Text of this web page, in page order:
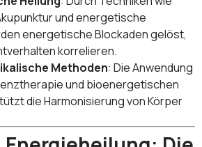
und energetische
energetische Blockaden gelöst,
korrelieren.
Methoden: Die Anwendung
und bioenergetischen
die Harmonisierung von Körper